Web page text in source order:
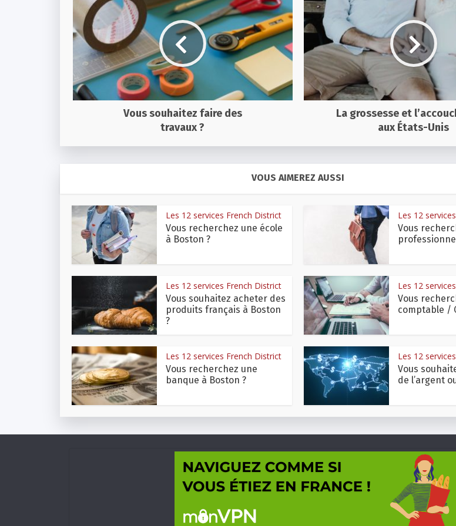
Vous souhaitez faire des
travaux ?
La grossesse et
aux États-Unis
VOUS AIMEREZ AUSSI
Les 12 services French District
Vous recherchez une école
à Boston ?
Les 12
Vous
Les 12 services French District
Vous souhaitez acheter des
produits français à Boston
?
Les 12
Vous
comptable /
Les 12 services French District
Vous recherchez une
banque à Boston ?
Les 12
Vous
de l’argent